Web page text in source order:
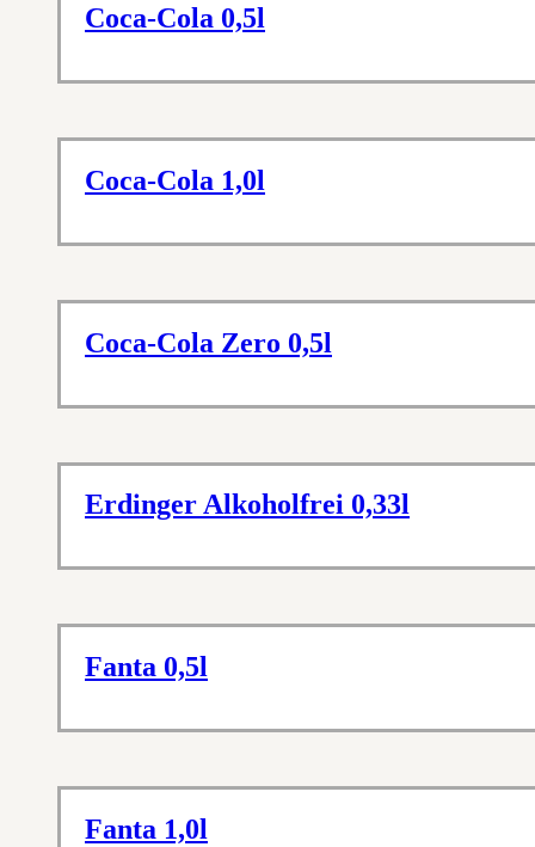
Coca-Cola 0,5l
Coca-Cola 1,0l
Coca-Cola Zero 0,5l
Erdinger Alkoholfrei 0,33l
Fanta 0,5l
Fanta 1,0l